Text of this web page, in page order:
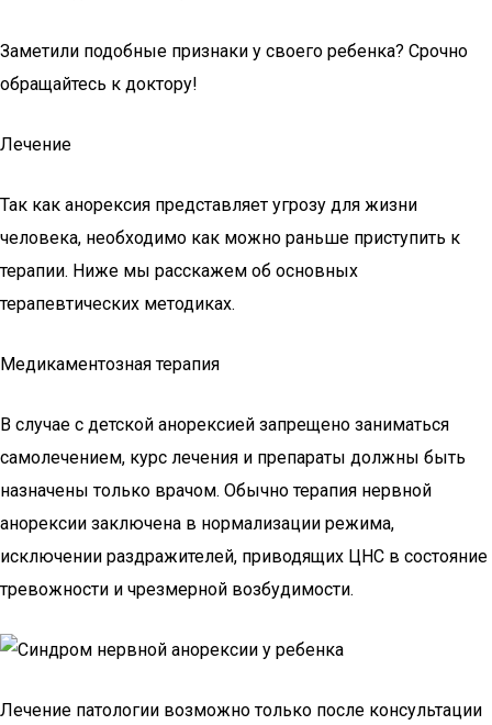
Заметили подобные признаки у своего ребенка? Срочно
обращайтесь к доктору!
Лечение
Так как анорексия представляет угрозу для жизни
человека, необходимо как можно раньше приступить к
терапии. Ниже мы расскажем об основных
терапевтических методиках.
Медикаментозная терапия
В случае с детской анорексией запрещено заниматься
самолечением, курс лечения и препараты должны быть
назначены только врачом. Обычно терапия нервной
анорексии заключена в нормализации режима,
исключении раздражителей, приводящих ЦНС в состояние
тревожности и чрезмерной возбудимости.
Лечение патологии возможно только после консультации